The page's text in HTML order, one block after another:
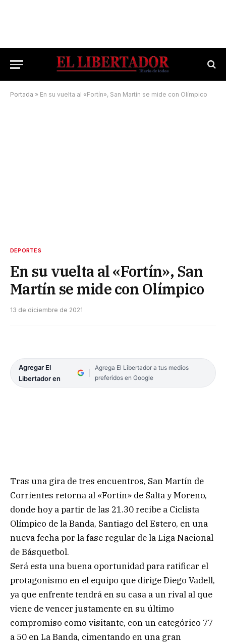
Portada » En su vuelta al «Fortín», San Martín se mide con Olímpico
DEPORTES
En su vuelta al «Fortín», San
Martín se mide con Olímpico
13 de diciembre de 2021
Agregar El
Libertador en
Agrega El Libertador a tus medios
preferidos en Google
Tras una gira de tres encuentros, San Martín de
Corrientes retorna al «Fortín» de Salta y Moreno,
donde hoy a partir de las 21.30 recibe a Ciclista
Olímpico de la Banda, Santiago del Estero, en una
nueva fecha por la fase regular de la Liga Nacional
de Básquetbol.
Será esta una buena oportunidad para ratificar el
protagonismo en el equipo que dirige Diego Vadell,
ya que enfrente tendrá en su casa a un rival al que
viene de vencer justamente en su último
compromiso como visitante, con un categórico 77
a 50 en La Banda, cimentando en una gran